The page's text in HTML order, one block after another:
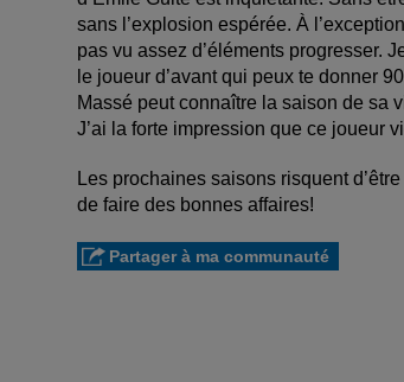
sans l’explosion espérée. À
pas vu assez d’éléments progresser.
le joueur d’avant qui peux te donner
Massé peut connaître la saison de sa
J’ai la forte impression que ce joueur
Les prochaines saisons risquent
de faire des bonnes affaires!
Partager à ma communauté